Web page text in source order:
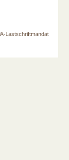
Lastschriftmandat